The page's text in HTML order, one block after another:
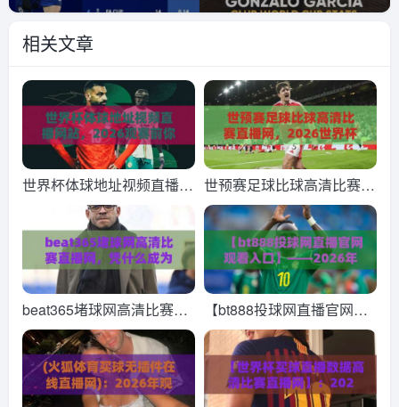
相关文章
世界杯体球地址视频直播网
站，2026观赛前你该知道
的几件事
世预赛足球比球高清比赛直
播网，2026世界杯预选赛
球迷必备观赛指南
beat365堵球网高清比赛直
播网，凭什么成为2026年
球迷的观赛新宠？
【bt888投球网直播官网观
看入口】——2026年最新
观赛指南与体验分享